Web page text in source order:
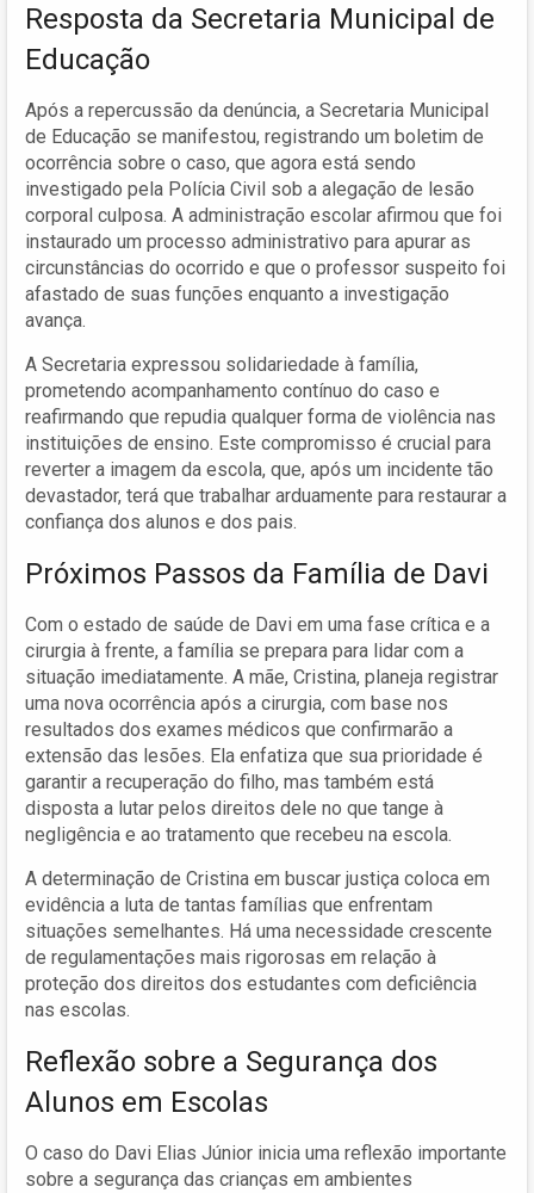
Resposta da Secretaria Municipal de
Educação
Após a repercussão da denúncia, a Secretaria Municipal
de Educação se manifestou, registrando um boletim de
ocorrência sobre o caso, que agora está sendo
investigado pela Polícia Civil sob a alegação de lesão
corporal culposa. A administração escolar afirmou que foi
instaurado um processo administrativo para apurar as
circunstâncias do ocorrido e que o professor suspeito foi
afastado de suas funções enquanto a investigação
avança.
A Secretaria expressou solidariedade à família,
prometendo acompanhamento contínuo do caso e
reafirmando que repudia qualquer forma de violência nas
instituições de ensino. Este compromisso é crucial para
reverter a imagem da escola, que, após um incidente tão
devastador, terá que trabalhar arduamente para restaurar a
confiança dos alunos e dos pais.
Próximos Passos da Família de Davi
Com o estado de saúde de Davi em uma fase crítica e a
cirurgia à frente, a família se prepara para lidar com a
situação imediatamente. A mãe, Cristina, planeja registrar
uma nova ocorrência após a cirurgia, com base nos
resultados dos exames médicos que confirmarão a
extensão das lesões. Ela enfatiza que sua prioridade é
garantir a recuperação do filho, mas também está
disposta a lutar pelos direitos dele no que tange à
negligência e ao tratamento que recebeu na escola.
A determinação de Cristina em buscar justiça coloca em
evidência a luta de tantas famílias que enfrentam
situações semelhantes. Há uma necessidade crescente
de regulamentações mais rigorosas em relação à
proteção dos direitos dos estudantes com deficiência
nas escolas.
Reflexão sobre a Segurança dos
Alunos em Escolas
O caso do Davi Elias Júnior inicia uma reflexão importante
sobre a segurança das crianças em ambientes